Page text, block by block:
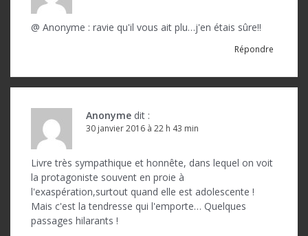
@ Anonyme : ravie qu'il vous ait plu…j'en étais sûre!!
Répondre
Anonyme dit :
30 janvier 2016 à 22 h 43 min
Livre très sympathique et honnête, dans lequel on voit
la protagoniste souvent en proie à
l'exaspération,surtout quand elle est adolescente !
Mais c'est la tendresse qui l'emporte… Quelques
passages hilarants !